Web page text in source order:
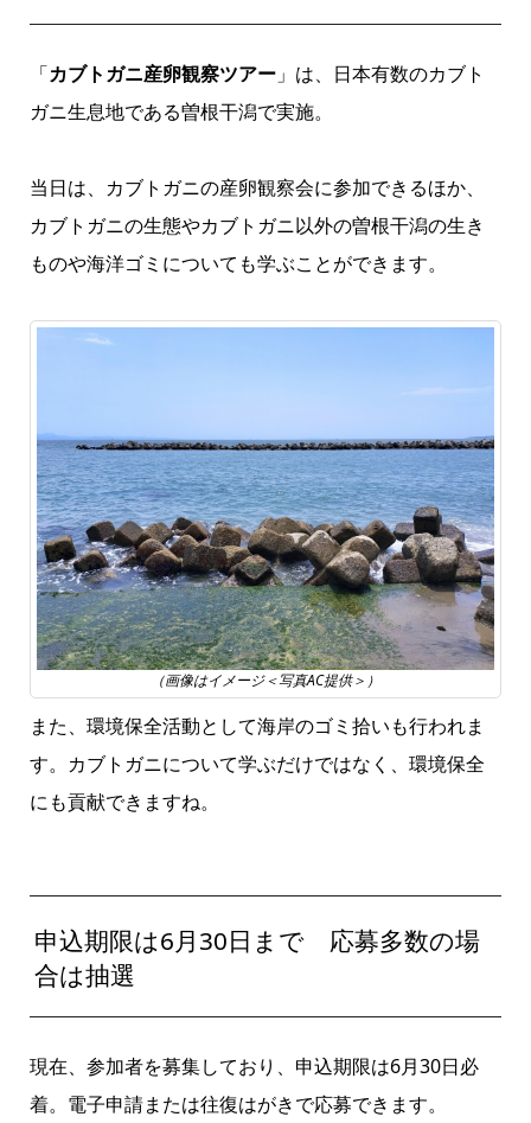
「カブトガニ産卵観察ツアー」は、日本有数のカブト
ガニ生息地である曽根干潟で実施。
当日は、カブトガニの産卵観察会に参加できるほか、
カブトガニの生態やカブトガニ以外の曽根干潟の生き
ものや海洋ゴミについても学ぶことができます。
（画像はイメージ＜写真AC提供＞）
また、環境保全活動として海岸のゴミ拾いも行われま
す。カブトガニについて学ぶだけではなく、環境保全
にも貢献できますね。
申込期限は6月30日まで 応募多数の場
合は抽選
現在、参加者を募集しており、申込期限は6月30日必
着。電子申請または往復はがきで応募できます。